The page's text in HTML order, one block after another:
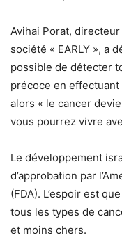
Avihai Porat,
société « EARLY », a
possible de détecter
précoce en effectuant
alors « le cancer
vous pourrez vivre
Le développement
d’approbation par
(FDA). L’espoir est
tous les types de
et moins chers.